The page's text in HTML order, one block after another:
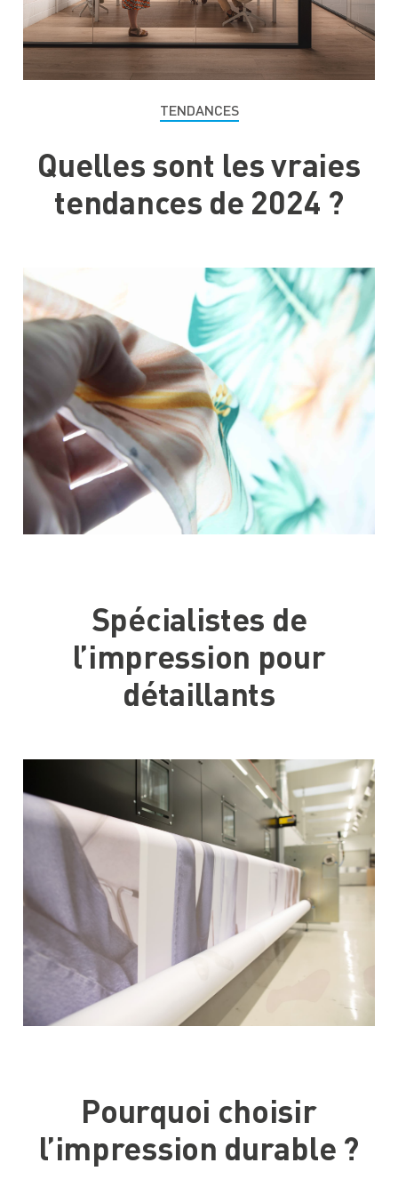
Services
Design Retail
Solutions
TENDANCES
Quelles sont les vraies
tendances de 2024 ?
Spécialistes de
l’impression pour
détaillants
Pourquoi choisir
l’impression durable ?